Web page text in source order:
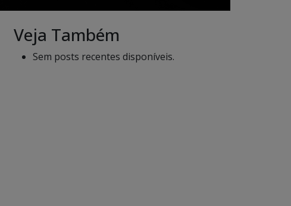
Veja Também
Sem posts recentes disponíveis.